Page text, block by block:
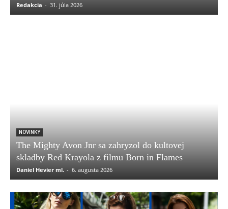
Redakcia - 31. júla 2026
NOVINKY
The Mighty Avon Jnr sa zahryzol do kultovej
skladby Red Krayola z filmu Born in Flames
Daniel Hevier ml. - 6. augusta 2026